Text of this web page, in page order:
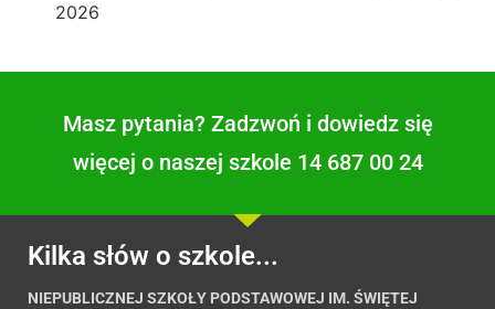
2026
Masz pytania? Zadzwoń i dowiedz się
więcej o naszej szkole 14 687 00 24
Kilka słów o szkole...
NIEPUBLICZNEJ SZKOŁY PODSTAWOWEJ IM. ŚWIĘTEJ